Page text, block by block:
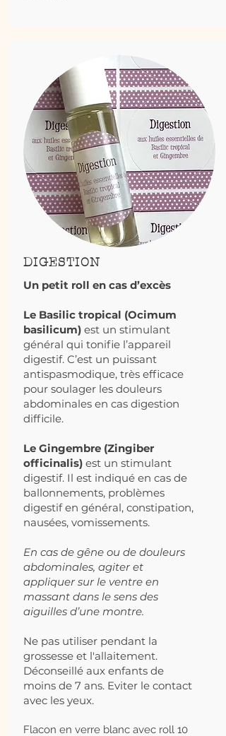
DIGESTION
Un petit roll en cas d’excès
Le Basilic tropical (Ocimum
basilicum) est un stimulant
général qui tonifie l’appareil
digestif. C’est un puissant
antispasmodique, très efficace
pour soulager les douleurs
abdominales en cas digestion
difficile.
Le Gingembre (Zingiber
officinalis) est un stimulant
digestif. Il est indiqué en cas de
ballonnements, problèmes
digestif en général, constipation,
nausées, vomissements.
En cas de gêne ou de douleurs
abdominales, agiter et
appliquer sur le ventre en
massant dans le sens des
aiguilles d’une montre.
Ne pas utiliser pendant la
grossesse et l'allaitement.
Déconseillé aux enfants de
moins de 7 ans. Eviter le contact
avec les yeux.
Flacon en verre blanc avec roll 10